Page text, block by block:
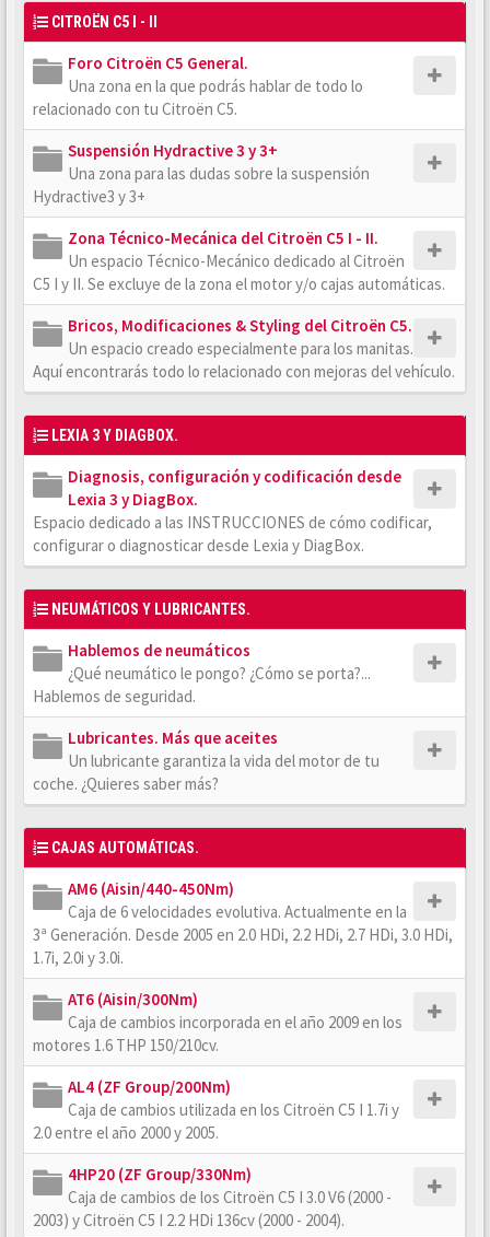
CITROËN C5 I - II
Foro Citroën C5 General.
Una zona en la que podrás hablar de todo lo
relacionado con tu Citroën C5.
Suspensión Hydractive 3 y 3+
Una zona para las dudas sobre la suspensión
Hydractive3 y 3+
Zona Técnico-Mecánica del Citroën C5 I - II.
Un espacio Técnico-Mecánico dedicado al Citroën
C5 I y II. Se excluye de la zona el motor y/o cajas automáticas.
Bricos, Modificaciones & Styling del Citroën C5.
Un espacio creado especialmente para los manitas.
Aquí encontrarás todo lo relacionado con mejoras del vehículo.
LEXIA 3 Y DIAGBOX.
Diagnosis, configuración y codificación desde
Lexia 3 y DiagBox.
Espacio dedicado a las INSTRUCCIONES de cómo codificar,
configurar o diagnosticar desde Lexia y DiagBox.
NEUMÁTICOS Y LUBRICANTES.
Hablemos de neumáticos
¿Qué neumático le pongo? ¿Cómo se porta?...
Hablemos de seguridad.
Lubricantes. Más que aceites
Un lubricante garantiza la vida del motor de tu
coche. ¿Quieres saber más?
CAJAS AUTOMÁTICAS.
AM6 (Aisin/440-450Nm)
Caja de 6 velocidades evolutiva. Actualmente en la
3ª Generación. Desde 2005 en 2.0 HDi, 2.2 HDi, 2.7 HDi, 3.0 HDi,
1.7i, 2.0i y 3.0i.
AT6 (Aisin/300Nm)
Caja de cambios incorporada en el año 2009 en los
motores 1.6 THP 150/210cv.
AL4 (ZF Group/200Nm)
Caja de cambios utilizada en los Citroën C5 I 1.7i y
2.0 entre el año 2000 y 2005.
4HP20 (ZF Group/330Nm)
Caja de cambios de los Citroën C5 I 3.0 V6 (2000 -
2003) y Citroën C5 I 2.2 HDi 136cv (2000 - 2004).